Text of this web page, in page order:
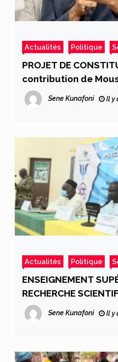
Actualités Politique
PROJET DE
contribution de
nécessaire au débat
Sene Kunafoni Il y
Actualités Politique
ENSEIGNEMENT
RECHERCHE
Journées
Psychologie au Mali
Sene Kunafoni Il y